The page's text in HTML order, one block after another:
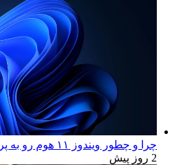
چرا و چطور ویندوز ۱۱ هوم رو به پرو آپگرید کنیم؟
2 روز پیش